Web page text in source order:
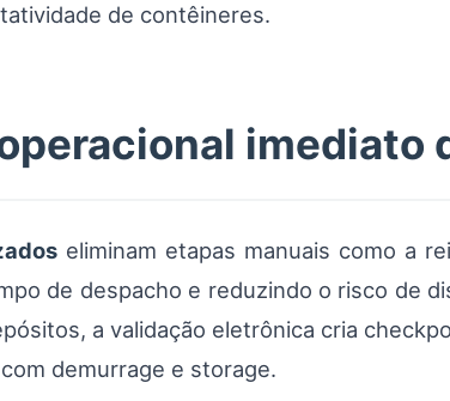
de contêineres.
imediato
eliminam etapas manuais como a
de despacho e reduzindo o risco de
a validação eletrônica cria
demurrage e storage.